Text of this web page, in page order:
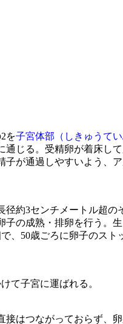
を子宮体部（しきゅうてい
通じる。受精卵が着床し
が通過しやすいよう、
径約3センチメートル超の
子の成熟・排卵を行う。
、50歳ごろに卵子のスト
て子宮に運ばれる。
接はつながっておらず、